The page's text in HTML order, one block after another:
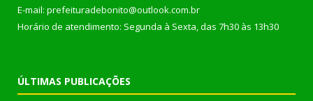
E-mail: prefeituradebonito@outlook.com.br
Horário de atendimento: Segunda à Sexta, das 7h30 às 13h30
ÚLTIMAS PUBLICAÇÕES